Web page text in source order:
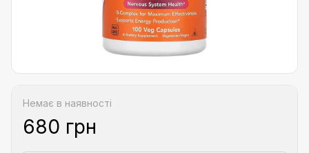
Немає в наявності
680 грн